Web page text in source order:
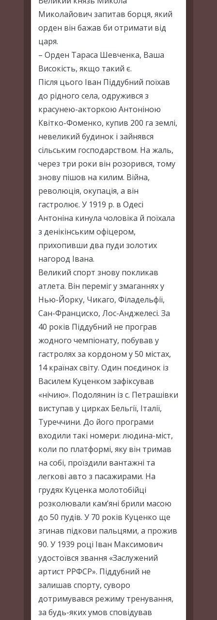
Миколайович запитав борця, який
орден він бажав би отримати від
царя.
– Орден Тараса Шевченка, Ваша
Високість, якщо такий є.
Після цього Іван Піддубний поїхав
до рідного села, одружився з
красунею-акторкою Антоніною
Квітко-Фоменко, купив 200 га землі,
невеликий будинок і зайнявся
сільським господарством. На жаль,
через три роки він розорився, тому
знову пішов на килим. Війна,
революція, окупація, а він
гастролює. У 1919 р. в Одесі
Антоніна кинула чоловіка й поїхала
з денікінським офіцером,
прихопивши два пуди золотих
нагород Івана.
Великий спорт знову покликав
атлета. Він переміг у змаганнях у
Нью-Йорку, Чикаго, Філадельфії,
Сан-Франциско, Лос-Анджелесі. За
40 років Піддубний не програв
жодного чемпіонату, побував у
гастролях за кордоном у 50 містах,
14 країнах світу. Один поєдинок із
Василем Куценком зафіксував
«нічию». Подолянин із с. Петрашівки
виступав у цирках Бельгії, Італії,
Туреччини. До його програми
входили такі номери: людина-міст,
коли по платформі, яку він тримав
на собі, проїздили вантажні та
легкові авто з пасажирами. На
грудях Куценка молотобійці
розколювали кам’яні брили масою
до 50 пудів. У 70 років Куценко ще
згинав підкови пальцями, а прожив
90. У 1939 році Іван Максимович
удостоївся звання «Заслужений
артист РРФСР». Піддубний не
залишав спорту, суворо
дотримувався режиму тренування,
за будь-яких умов сповідував